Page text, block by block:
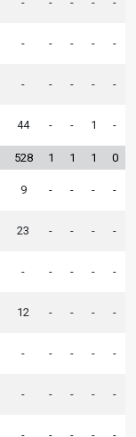
- - - - -
- - - - -
44 - - 1 -
528 1 1 1 0
9 - - - -
23 - - - -
- - - - -
12 - - - -
- - - - -
- - - - -